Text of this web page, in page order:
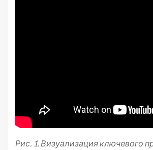
Рис. 1. Визуализация ключевого